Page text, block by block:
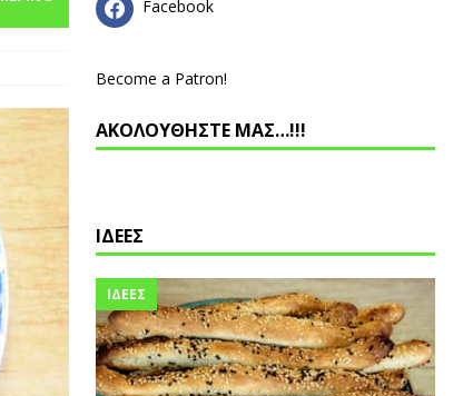
Facebook
Become a Patron!
ΑΚΟΛΟΥΘΗΣΤΕ ΜΑΣ…!!!
ΙΔΕΕΣ
ΙΔΕΕΣ